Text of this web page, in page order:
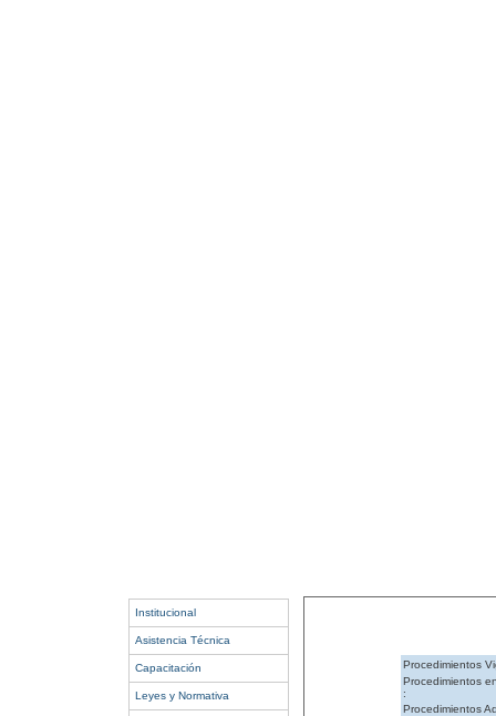
Institucional
Asistencia Técnica
Capacitación
Leyes y Normativa
Procedimientos
Procedimientos
:
Procedimientos